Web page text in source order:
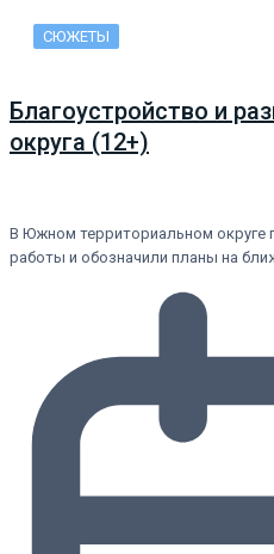
СЮЖЕТЫ
Благоустройство и
округа (12+)
В Южном территориальном округе
работы и обозначили планы на